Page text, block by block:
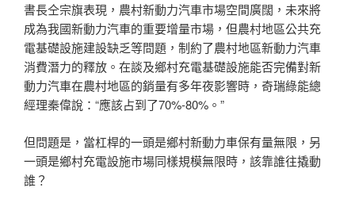
書長仝宗旗表現，農村新動力汽車市場空間廣闊，未來將
成為我國新動力汽車的重要增量市場，但農村地區公共充
電基礎設施建設缺乏等問題，制約了農村地區新動力汽車
消費潛力的釋放。在談及鄉村充電基礎設施能否完備對新
動力汽車在農村地區的銷量有多年夜影響時，奇瑞綠能總
經理秦偉說：“應該占到了70%-80%。”
但問題是，當杠桿的一頭是鄉村新動力車保有量無限，另
一頭是鄉村充電設施市場同樣規模無限時，該靠誰往撬動
誰？